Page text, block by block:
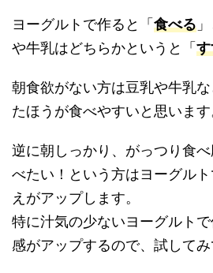
ヨーグルトで作ると「食べる
や牛乳はどちらかというと「
朝食欲がない方は豆乳や牛乳
たほうが食べやすいと思います
逆に朝しっかり、がっつり食
べたい！という方はヨーグル
えがアップします。
特に汁気の少ないヨーグルト
感がアップするので、試してみ